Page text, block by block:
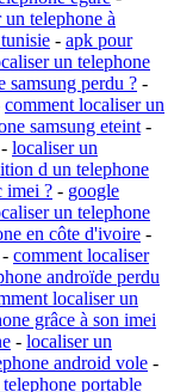
un telephone à
- apk pour
un telephone
samsung perdu ? -
comment localiser un
samsung eteint -
- localiser un
d un telephone
imei ? - google
un telephone
en côte d'ivoire -
- comment localiser
androïde perdu
localiser un
grâce à son imei
- localiser un
android vole -
portable